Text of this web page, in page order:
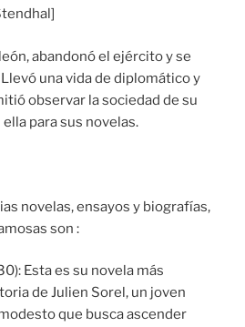
abandonó el ejército y se
una vida de diplomático y
observar la sociedad de su
para sus novelas.
novelas, ensayos y biografías,
son :
Esta es su novela más
de Julien Sorel, un joven
que busca ascender